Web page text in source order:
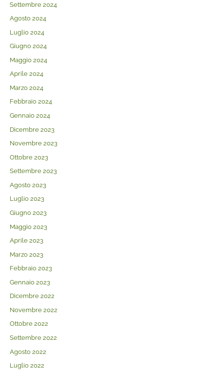
Settembre 2024
Agosto 2024
Luglio 2024
Giugno 2024
Maggio 2024
Aprile 2024
Marzo 2024
Febbraio 2024
Gennaio 2024
Dicembre 2023
Novembre 2023
Ottobre 2023
Settembre 2023
Agosto 2023
Luglio 2023
Giugno 2023
Maggio 2023
Aprile 2023
Marzo 2023
Febbraio 2023
Gennaio 2023
Dicembre 2022
Novembre 2022
Ottobre 2022
Settembre 2022
Agosto 2022
Luglio 2022